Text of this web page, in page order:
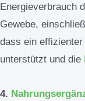
Energieverbrauch
Gewebe,
dass ein
unterstützt und die
4.